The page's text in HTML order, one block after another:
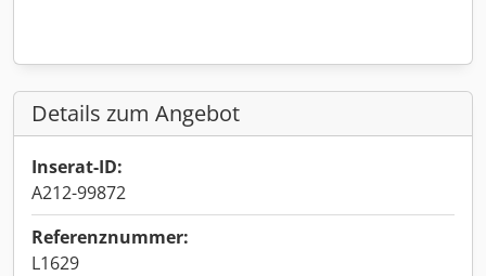
Details zum Angebot
Inserat-ID:
A212-99872
Referenznummer:
L1629